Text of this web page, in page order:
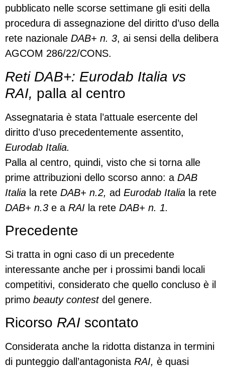
pubblicato nelle scorse settimane gli esiti della
procedura di assegnazione del diritto d’uso della
rete nazionale DAB+ n. 3, ai sensi della delibera
AGCOM 286/22/CONS.
Reti DAB+: Eurodab Italia vs
RAI, palla al centro
Assegnataria è stata l’attuale esercente del
diritto d’uso precedentemente assentito,
Eurodab Italia.
Palla al centro, quindi, visto che si torna alle
prime attribuzioni dello scorso anno: a DAB
Italia la rete DAB+ n.2, ad Eurodab Italia la rete
DAB+ n.3 e a RAI la rete DAB+ n. 1.
Precedente
Si tratta in ogni caso di un precedente
interessante anche per i prossimi bandi locali
competitivi, considerato che quello concluso è il
primo beauty contestdel genere.
Ricorso RAI scontato
Considerata anche la ridotta distanza in termini
di punteggio dall’antagonista RAI, è quasi